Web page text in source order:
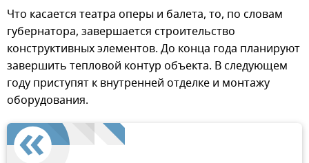
Что касается театра оперы и балета, то, по словам
губернатора, завершается строительство
конструктивных элементов. До конца года планируют
завершить тепловой контур объекта. В следующем
году приступят к внутренней отделке и монтажу
оборудования.